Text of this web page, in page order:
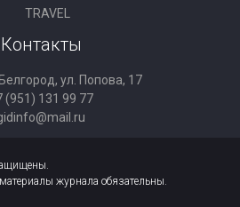
TRAVEL
Контакты
ул. Попова, 17
(951) 131 99 77
журнала обязательны.